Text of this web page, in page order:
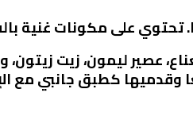
على مكونات غنية
عصير ليمون، زيت زيتون،
كطبق جانبي مع